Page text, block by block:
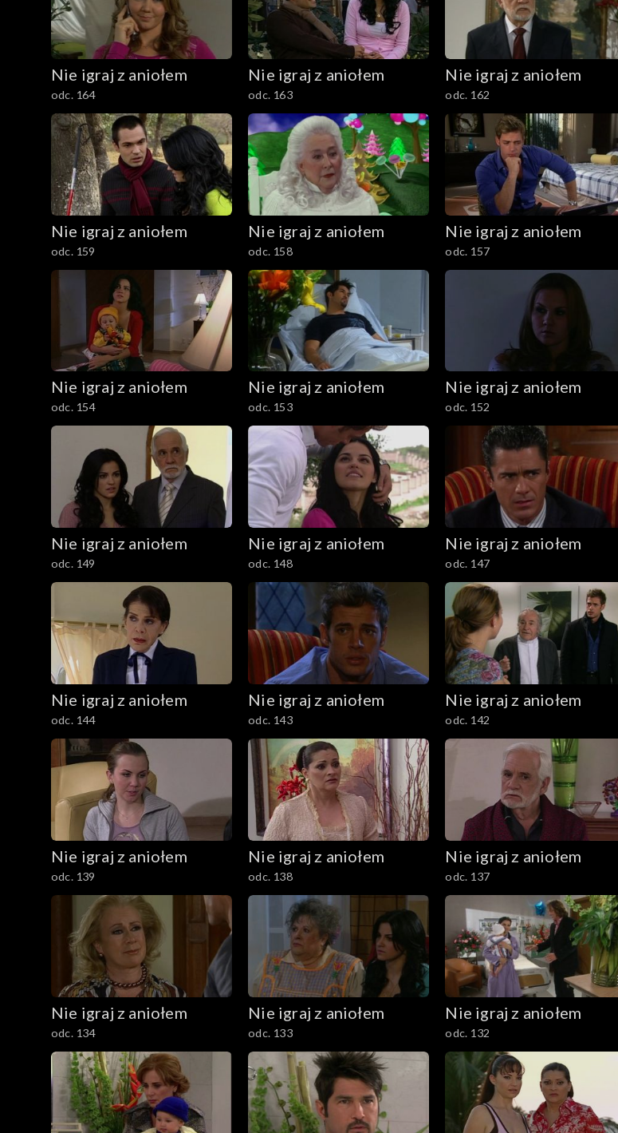
Nie igraj z aniołem
odc. 164
Nie igraj z aniołem
odc. 163
Nie igraj z aniołem
odc. 162
Nie igraj z aniołem
odc. 159
Nie igraj z aniołem
odc. 158
Nie igraj z aniołem
odc. 157
Nie igraj z aniołem
odc. 154
Nie igraj z aniołem
odc. 153
Nie igraj z aniołem
odc. 152
Nie igraj z aniołem
odc. 149
Nie igraj z aniołem
odc. 148
Nie igraj z aniołem
odc. 147
Nie igraj z aniołem
odc. 144
Nie igraj z aniołem
odc. 143
Nie igraj z aniołem
odc. 142
Nie igraj z aniołem
odc. 139
Nie igraj z aniołem
odc. 138
Nie igraj z aniołem
odc. 137
Nie igraj z aniołem
odc. 134
Nie igraj z aniołem
odc. 133
Nie igraj z aniołem
odc. 132